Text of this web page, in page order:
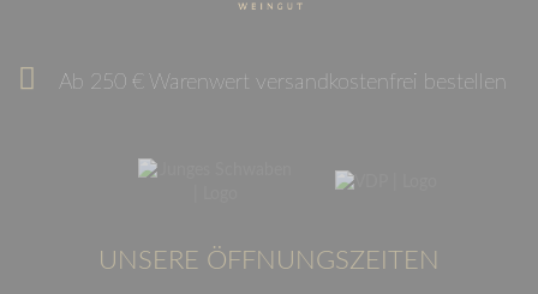
Ab 250 € Warenwert versandkostenfrei bestellen
UNSERE ÖFFNUNGSZEITEN